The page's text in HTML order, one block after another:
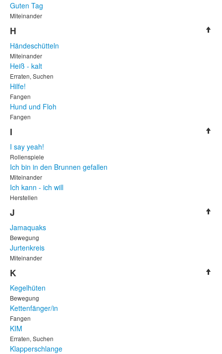
Guten Tag
Miteinander
H
Händeschütteln
Miteinander
Heiß - kalt
Erraten, Suchen
Hilfe!
Fangen
Hund und Floh
Fangen
I
I say yeah!
Rollenspiele
Ich bin in den Brunnen gefallen
Miteinander
Ich kann - ich will
Herstellen
J
Jamaquaks
Bewegung
Jurtenkreis
Miteinander
K
Kegelhüten
Bewegung
Kettenfänger/in
Fangen
KIM
Erraten, Suchen
Klapperschlange